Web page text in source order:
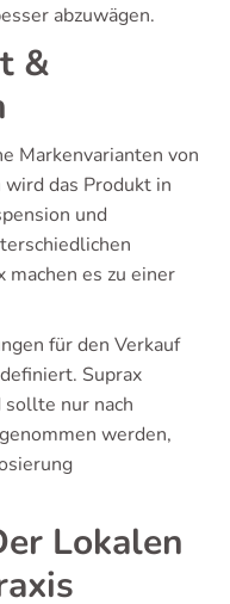
abzuwägen.
&
Markenvarianten von
das Produkt in
und
es zu einer
für den Verkauf
Suprax
nur nach
werden,
Lokalen